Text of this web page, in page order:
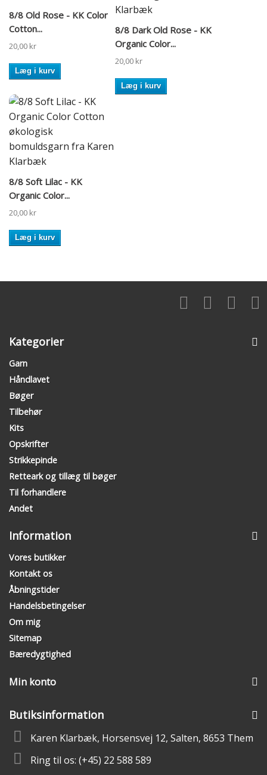
8/8 Old Rose - KK Color
Cotton...
20,00 kr
Læg i kurv
8/8 Dark Old Rose - KK
Organic Color...
20,00 kr
Læg i kurv
8/8 Soft Lilac - KK
Organic Color...
20,00 kr
Læg i kurv
Kategorier
Garn
Håndlavet
Bøger
Tilbehør
Kits
Opskrifter
Strikkepinde
Retteark og tillæg til bøger
Til forhandlere
Andet
Information
Vores butikker
Kontakt os
Åbningstider
Handelsbetingelser
Om mig
Sitemap
Bæredygtighed
Min konto
Butiksinformation
Karen Klarbæk, Horsensvej 12, Salten, 8653 Them
Ring til os: (+45) 22 588 589